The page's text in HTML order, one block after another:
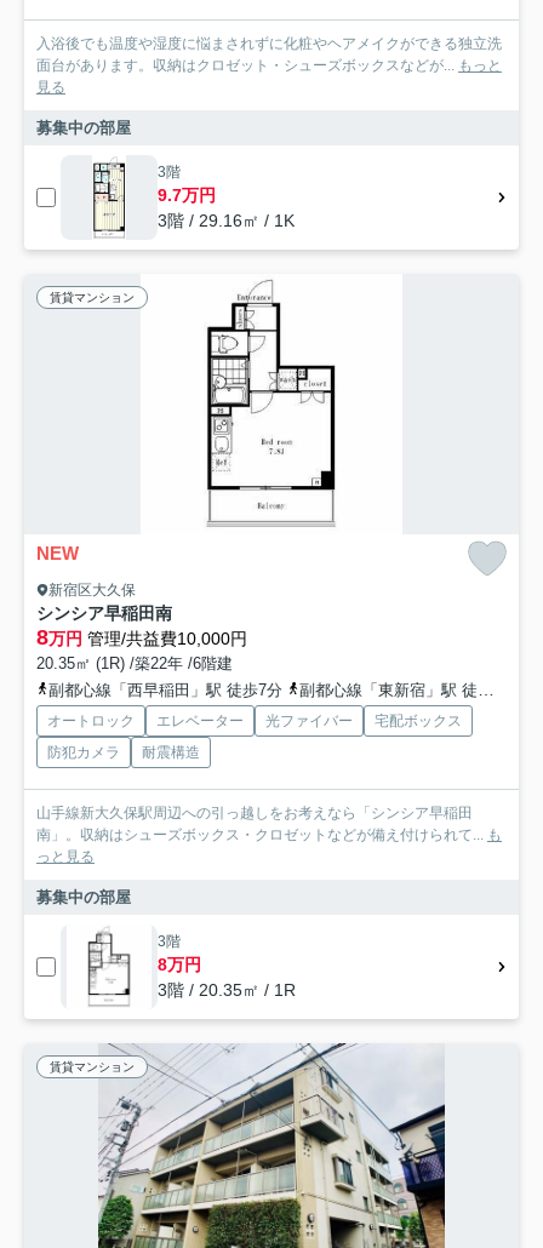
入浴後でも温度や湿度に悩まされずに化粧やヘアメイクができる独立洗
面台があります。収納はクロゼット・シューズボックスなどが... もっと
見る
募集中の部屋
3階
9.7万円
3階 / 29.16㎡ / 1K
賃貸マンション
NEW
新宿区大久保
シンシア早稲田南
8万円 管理/共益費10,000円
20.35㎡ (1R) /築22年 /6階建
副都心線「西早稲田」駅 徒歩7分
副都心線「東新宿」駅 徒歩11分
オートロック エレベーター 光ファイバー
宅配ボックス
防犯カメラ
耐震構造
山手線新大久保駅周辺への引っ越しをお考えなら「シンシア早稲田
南」。収納はシューズボックス・クロゼットなどが備え付けられて... も
っと見る
募集中の部屋
3階
8万円
3階 / 20.35㎡ / 1R
賃貸マンション